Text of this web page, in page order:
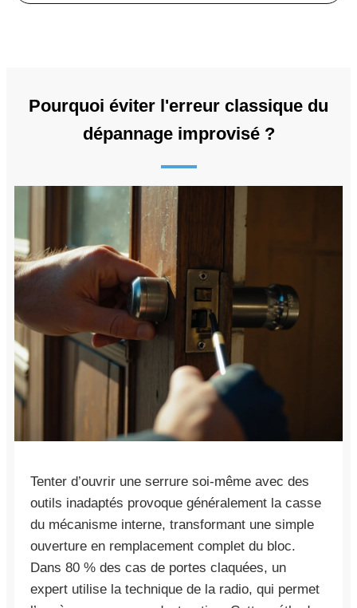
Pourquoi éviter l'erreur classique du
dépannage improvisé ?
Tenter d’ouvrir une serrure soi-même avec des
outils inadaptés provoque généralement la casse
du mécanisme interne, transformant une simple
ouverture en remplacement complet du bloc.
Dans 80 % des cas de portes claquées, un
expert utilise la technique de la radio, qui permet